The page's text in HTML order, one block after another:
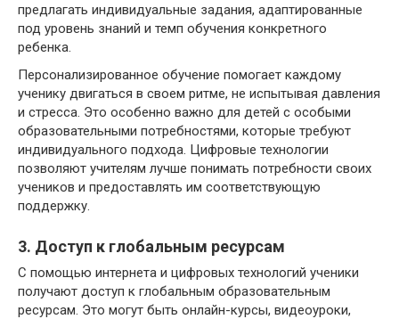
предлагать индивидуальные задания, адаптированные
под уровень знаний и темп обучения конкретного
ребенка.
Персонализированное обучение помогает каждому
ученику двигаться в своем ритме, не испытывая давления
и стресса. Это особенно важно для детей с особыми
образовательными потребностями, которые требуют
индивидуального подхода. Цифровые технологии
позволяют учителям лучше понимать потребности своих
учеников и предоставлять им соответствующую
поддержку.
3. Доступ к глобальным ресурсам
С помощью интернета и цифровых технологий ученики
получают доступ к глобальным образовательным
ресурсам. Это могут быть онлайн-курсы, видеоуроки,